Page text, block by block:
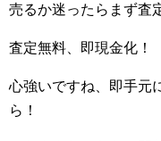
売るか迷ったらまず査
査定無料、即現金化！
心強いですね、即手元
ら！